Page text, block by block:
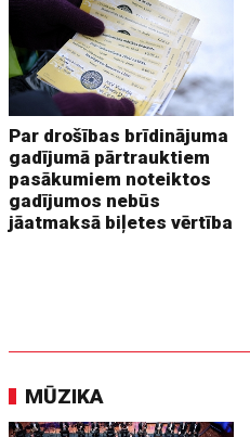
Par drošības brīdinājuma
gadījumā pārtrauktiem
pasākumiem noteiktos
gadījumos nebūs
jāatmaksā biļetes vērtība
MŪZIKA